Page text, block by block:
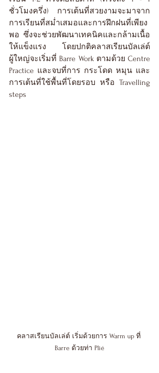
ชั่วโมงครึ่ง) การเต้นที่สวยงามจะมาจาก
การเรียนที่สม่ำเสมอและการฝึกฝนที่เพียง
พอ ซึ่งจะช่วยพัฒนาเทคนิคและกล้ามเนื้อ
ให้แข็งแรง โดยปกติคลาสเรียนบัลเล่ต์
ผู้ใหญ่จะเริ่มที่ Barre Work ตามด้วย Centre
Practice และจบที่การ กระโดด หมุน และ
การเต้นที่ใช้พื้นที่โดยรอบ หรือ Travelling
steps
คลาสเรียนบัลเล่ต์ เริ่มด้วยการ Warm up ที่
Barre ด้วยท่า Plié